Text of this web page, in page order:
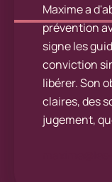
Maxime a
prévention
signe les
conviction
libérer. Son
claires, des
jugement,